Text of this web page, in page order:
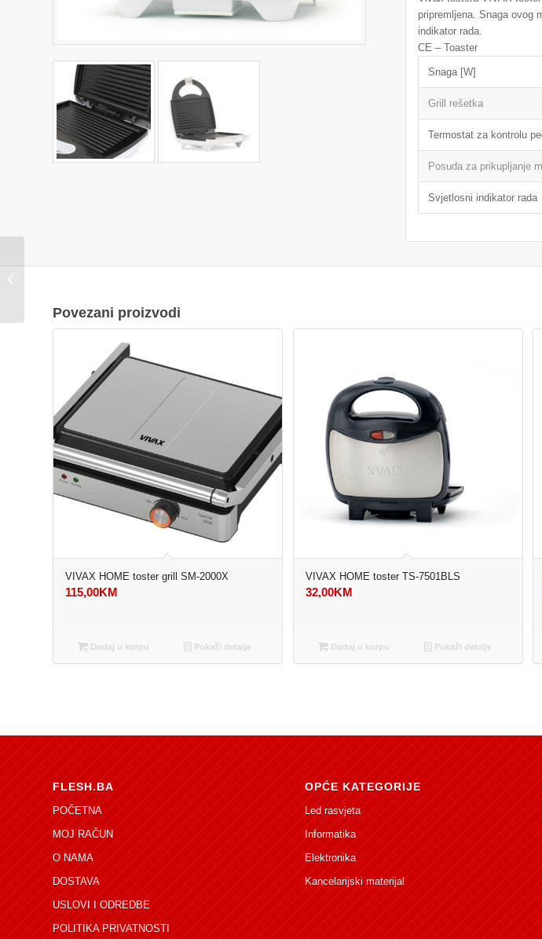
pripremljena. Snaga ovog
indikator rada.
CE – Toaster
Snaga [W]
Grill rešetka
Termostat za kontrolu
Posuda za prikupljanje
Svjetlosni indikator rada
Povezani proizvodi
VIVAX HOME toster grill SM-2000X
115,00KM
Dodaj u korpu Pokaži detalje
VIVAX HOME toster TS-7501BLS
32,00KM
Dodaj u korpu Pokaži detalje
FLESH.BA
POČETNA
MOJ RAČUN
O NAMA
DOSTAVA
USLOVI I ODREDBE
POLITIKA PRIVATNOSTI
OPĆE KATEGORIJE
Led rasvjeta
Informatika
Elektronika
Kancelarijski materijal